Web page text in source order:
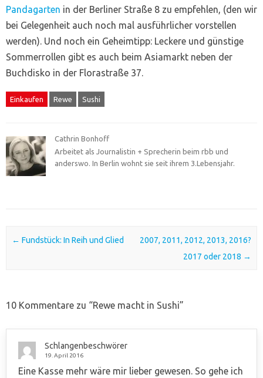
Pandagarten in der Berliner Straße 8 zu empfehlen, (den wir
bei Gelegenheit auch noch mal ausführlicher vorstellen
werden). Und noch ein Geheimtipp: Leckere und günstige
Sommerrollen gibt es auch beim Asiamarkt neben der
Buchdisko in der Florastraße 37.
Einkaufen Rewe Sushi
Cathrin Bonhoff
Arbeitet als Journalistin + Sprecherin beim rbb und
anderswo. In Berlin wohnt sie seit ihrem 3.Lebensjahr.
Post navigation
← Fundstück: In Reih und Glied
2007, 2011, 2012, 2013, 2016?
2017 oder 2018 →
10 Kommentare zu “Rewe macht in Sushi”
Schlangenbeschwörer
19. April 2016
Eine Kasse mehr wäre mir lieber gewesen. So gehe ich